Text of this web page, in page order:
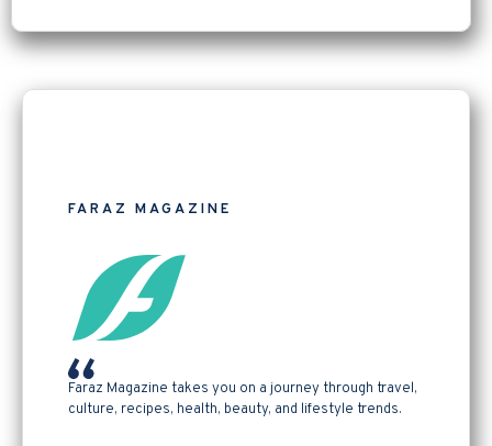
FARAZ MAGAZINE
Faraz Magazine takes you on a journey through travel,
culture, recipes, health, beauty, and lifestyle trends.